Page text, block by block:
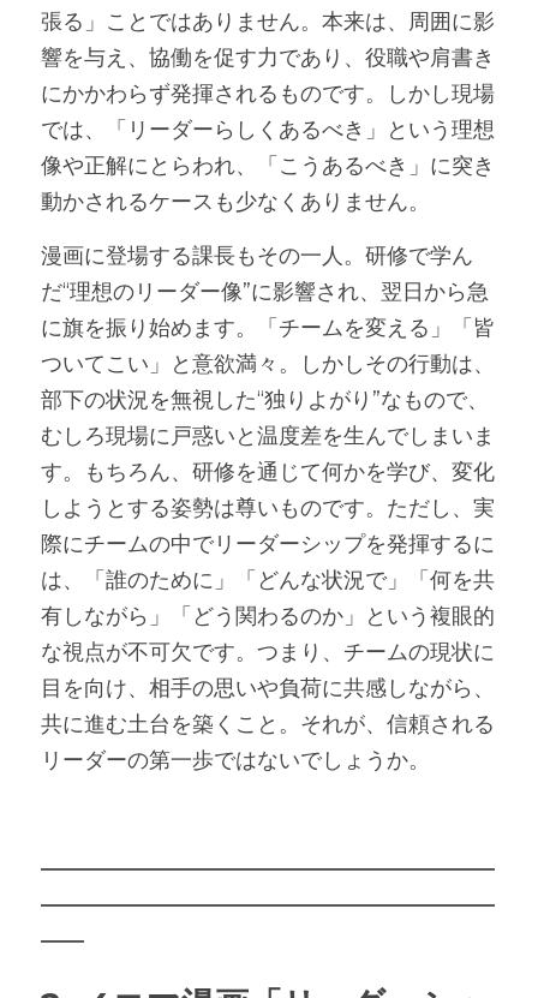
張る」ことではありません。本来は、周囲に影
響を与え、協働を促す力であり、役職や肩書き
にかかわらず発揮されるものです。しかし現場
では、「リーダーらしくあるべき」という理想
像や正解にとらわれ、「こうあるべき」に突き
動かされるケースも少なくありません。
漫画に登場する課長もその一人。研修で学ん
だ“理想のリーダー像”に影響され、翌日から急
に旗を振り始めます。「チームを変える」「皆
ついてこい」と意欲満々。しかしその行動は、
部下の状況を無視した“独りよがり”なもので、
むしろ現場に戸惑いと温度差を生んでしまいま
す。もちろん、研修を通じて何かを学び、変化
しようとする姿勢は尊いものです。ただし、実
際にチームの中でリーダーシップを発揮するに
は、「誰のために」「どんな状況で」「何を共
有しながら」「どう関わるのか」という複眼的
な視点が不可欠です。つまり、チームの現状に
目を向け、相手の思いや負荷に共感しながら、
共に進む土台を築くこと。それが、信頼される
リーダーの第一歩ではないでしょうか。
―――――――――――――――――――――
―――――――――――――――――――――
――